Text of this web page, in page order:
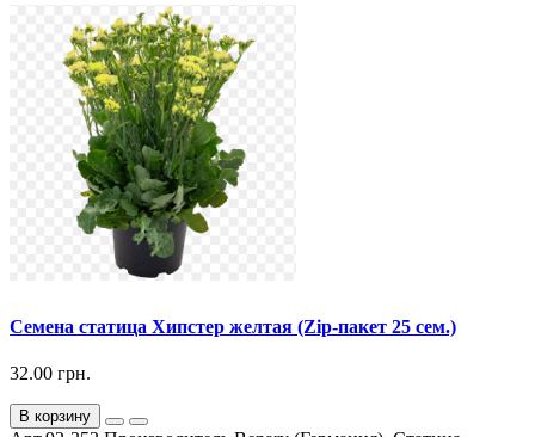
Семена статица Хипстер желтая (Zip-пакет 25 сем.)
32.00 грн.
В корзину